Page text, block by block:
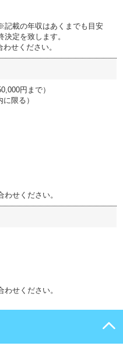
載の年収はあくまでも目安
定を致します。
せください。
円まで）
限る）
せください。
せください。